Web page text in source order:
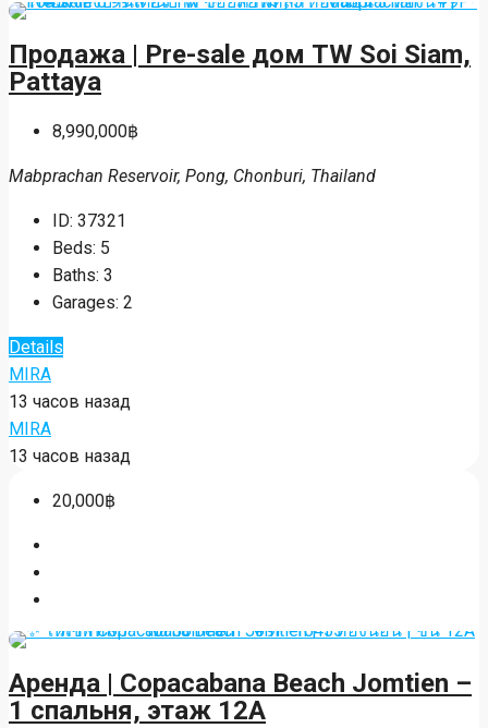
Продажа | Pre-sale дом TW Soi Siam,
Pattaya
8,990,000฿
Mabprachan Reservoir, Pong, Chonburi, Thailand
ID: 37321
Beds: 5
Baths: 3
Garages: 2
Details
MIRA
13 часов назад
MIRA
13 часов назад
20,000฿
Аренда | Copacabana Beach Jomtien –
1 спальня, этаж 12A